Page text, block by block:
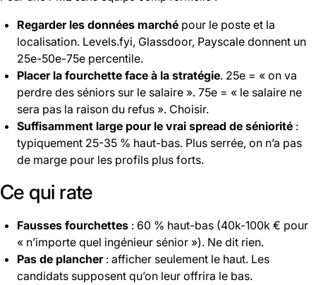
Regarder les données marché pour le poste et la
localisation. Levels.fyi, Glassdoor, Payscale donnent un
25e-50e-75e percentile.
Placer la fourchette face à la stratégie. 25e = « on va
perdre des séniors sur le salaire ». 75e = « le salaire ne
sera pas la raison du refus ». Choisir.
Suffisamment large pour le vrai spread de séniorité :
typiquement 25-35 % haut-bas. Plus serrée, on n’a pas
de marge pour les profils plus forts.
Ce qui rate
Fausses fourchettes : 60 % haut-bas (40k-100k € pour
« n’importe quel ingénieur sénior »). Ne dit rien.
Pas de plancher: afficher seulement le haut. Les
candidats supposent qu’on leur offrira le bas.